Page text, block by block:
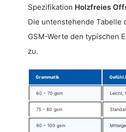
Spezifikation Holzfreies
Die untenstehende Tabelle
GSM-Werte den typischen
zu.
Grammatik Gefühl
60 – 70 gsm Leicht,
75 – 80 gsm
90 – 100 gsm